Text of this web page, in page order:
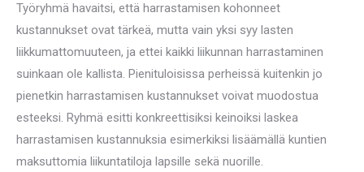
Työryhmä havaitsi, että harrastamisen kohonneet
kustannukset ovat tärkeä, mutta vain yksi syy lasten
liikkumattomuuteen, ja ettei kaikki liikunnan harrastaminen
suinkaan ole kallista. Pienituloisissa perheissä kuitenkin jo
pienetkin harrastamisen kustannukset voivat muodostua
esteeksi. Ryhmä esitti konkreettisiksi keinoiksi laskea
harrastamisen kustannuksia esimerkiksi lisäämällä kuntien
maksuttomia liikuntatiloja lapsille sekä nuorille.